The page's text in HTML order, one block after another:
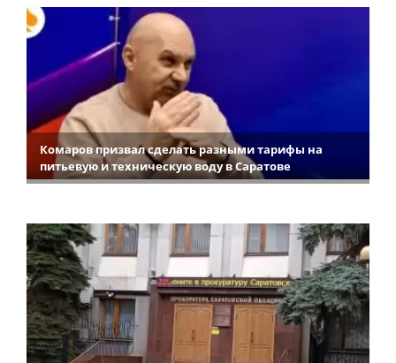
Комаров призвал сделать разными тарифы на
питьевую и техническую воду в Саратове